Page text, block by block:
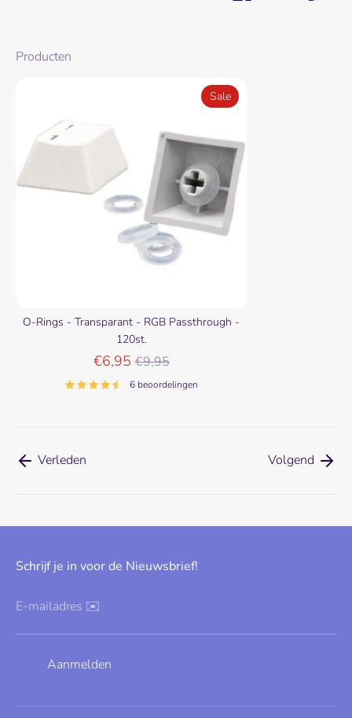
Producten
O-Rings - Transparant - RGB Passthrough -
120st.
€6,95 Normale
prijs
€9,95
Sale
6 beoordelingen
Verleden Volgend
Schrijf je in voor de Nieuwsbrief!
E-mailadres ✉️
Aanmelden